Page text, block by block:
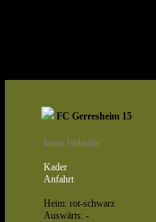
FC Gerresheim 15
keine Webseite
Kader
Anfahrt
Heim: rot-schwarz
Auswärts: -